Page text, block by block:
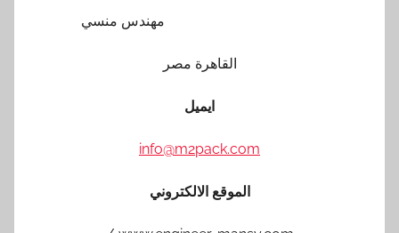
مهندس منسي
القاهرة مصر
ايميل
info@m2pack.com
الموقع الالكتروني